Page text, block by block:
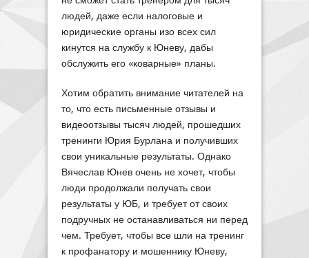
людей, даже если налоговые и
юридические органы изо всех сил
кинутся на службу к Юневу, дабы
обслужить его «коварные» планы.
Хотим обратить внимание читателей на
то, что есть письменные отзывы и
видеоотзывы тысяч людей, прошедших
тренинги Юрия Бурлана и получивших
свои уникальные результаты. Однако
Вячеслав Юнев очень не хочет, чтобы
люди продолжали получать свои
результаты у ЮБ, и требует от своих
подручных не останавливаться ни перед
чем. Требует, чтобы все шли на тренинг
к профанатору и мошеннику Юневу,